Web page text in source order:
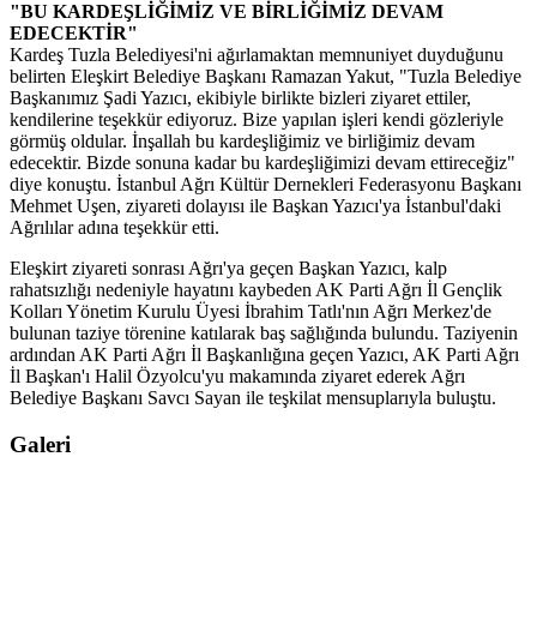
"BU KARDEŞLİĞİMİZ VE BİRLİĞİMİZ DEVAM
EDECEKTİR"
Kardeş Tuzla Belediyesi'ni ağırlamaktan memnuniyet duyduğunu
belirten Eleşkirt Belediye Başkanı Ramazan Yakut, "Tuzla Belediye
Başkanımız Şadi Yazıcı, ekibiyle birlikte bizleri ziyaret ettiler,
kendilerine teşekkür ediyoruz. Bize yapılan işleri kendi gözleriyle
görmüş oldular. İnşallah bu kardeşliğimiz ve birliğimiz devam
edecektir. Bizde sonuna kadar bu kardeşliğimizi devam ettireceğiz"
diye konuştu. İstanbul Ağrı Kültür Dernekleri Federasyonu Başkanı
Mehmet Uşen, ziyareti dolayısı ile Başkan Yazıcı'ya İstanbul'daki
Ağrılılar adına teşekkür etti.
Eleşkirt ziyareti sonrası Ağrı'ya geçen Başkan Yazıcı, kalp
rahatsızlığı nedeniyle hayatını kaybeden AK Parti Ağrı İl Gençlik
Kolları Yönetim Kurulu Üyesi İbrahim Tatlı'nın Ağrı Merkez'de
bulunan taziye törenine katılarak baş sağlığında bulundu. Taziyenin
ardından AK Parti Ağrı İl Başkanlığına geçen Yazıcı, AK Parti Ağrı
İl Başkan'ı Halil Özyolcu'yu makamında ziyaret ederek Ağrı
Belediye Başkanı Savcı Sayan ile teşkilat mensuplarıyla buluştu.
Galeri